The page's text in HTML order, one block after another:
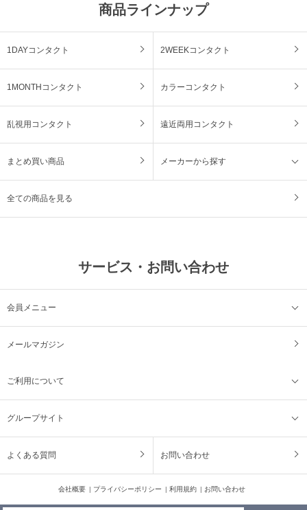
商品ラインナップ
1DAYコンタクト 2WEEKコンタクト
1MONTHコンタクト カラーコンタクト
乱視用コンタクト 遠近両用コンタクト
まとめ買い商品 メーカーから探す
全ての商品を見る
サービス・お問い合わせ
会員メニュー
メールマガジン
ご利用について
グループサイト
よくある質問 お問い合わせ
会社概要 プライバシーポリシー 利用規約 お問い合わせ